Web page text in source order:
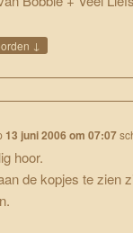
↓
13 juni 2006 om 07:07
hoor.
de kopjes te zien